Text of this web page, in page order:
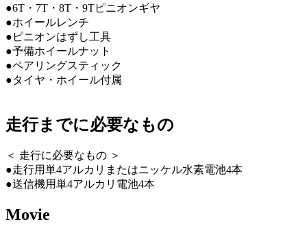
●6T・7T・8T・9Tピニオンギヤ
●ホイールレンチ
●ピニオンはずし工具
●予備ホイールナット
●ペアリングスティック
●タイヤ・ホイール付属
走行までに必要なもの
＜ 走行に必要なもの ＞
●走行用単4アルカリまたはニッケル水素電池4本
●送信機用単4アルカリ電池4本
Movie